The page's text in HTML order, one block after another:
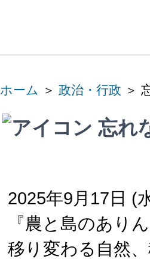
ホーム ＞ 政治・行政 ＞
忘れ
2025年9月17日 (
『農と島のあり
移り変わる自然